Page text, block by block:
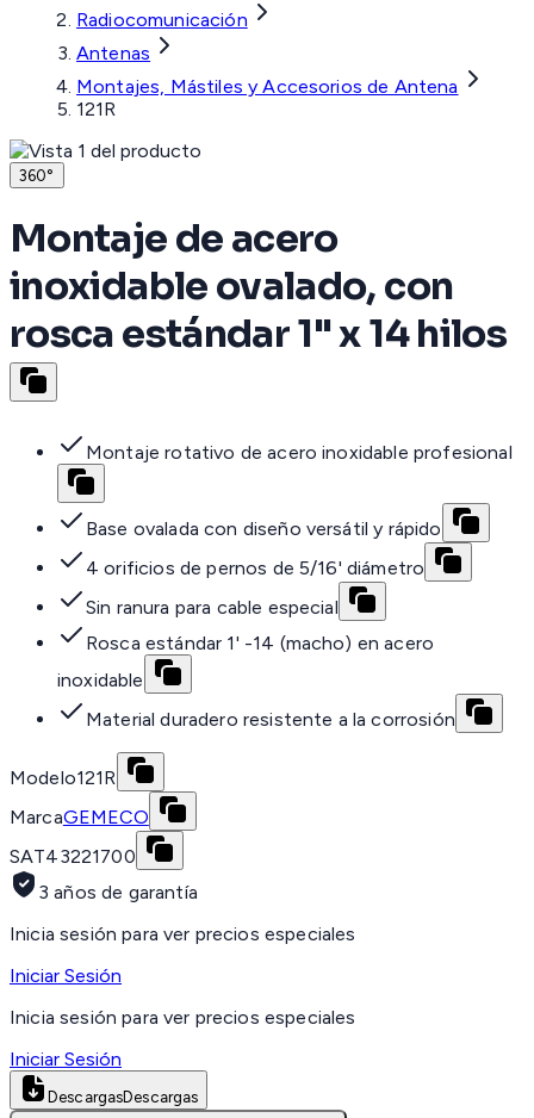
Radiocomunicación
Antenas
Montajes, Mástiles y Accesorios de Antena
121R
360°
Montaje de acero
inoxidable ovalado, con
rosca estándar 1" x 14 hilos
Montaje rotativo de acero inoxidable profesional
Base ovalada con diseño versátil y rápido
4 orificios de pernos de 5/16' diámetro
Sin ranura para cable especial
Rosca estándar 1' -14 (macho) en acero
inoxidable
Material duradero resistente a la corrosión
Modelo121R
MarcaGEMECO
SAT43221700
3 años de garantía
Inicia sesión para ver precios especiales
Iniciar Sesión
Inicia sesión para ver precios especiales
Iniciar Sesión
DescargasDescargas